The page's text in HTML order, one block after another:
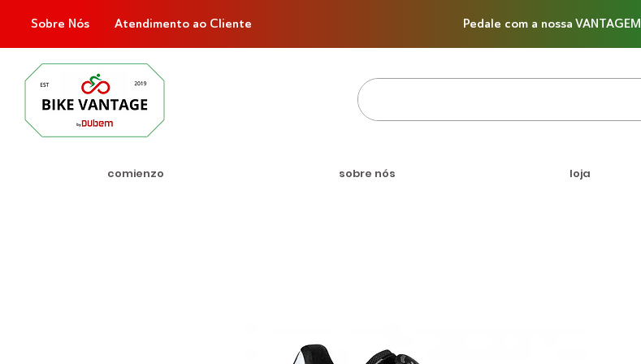
Sobre Nós Atendimento ao Cliente Pedale com a nossa VANTAGEM
comienzo sobre nós loja